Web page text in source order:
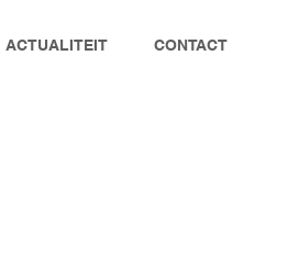
ACTUALITEIT CONTACT